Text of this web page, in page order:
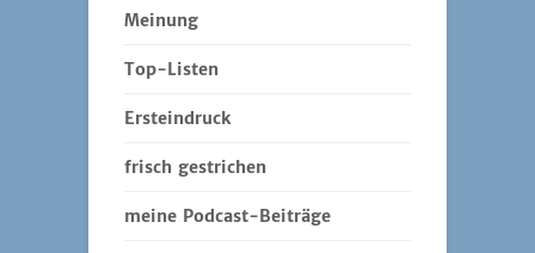
Meinung
Top-Listen
Ersteindruck
frisch gestrichen
meine Podcast-Beiträge